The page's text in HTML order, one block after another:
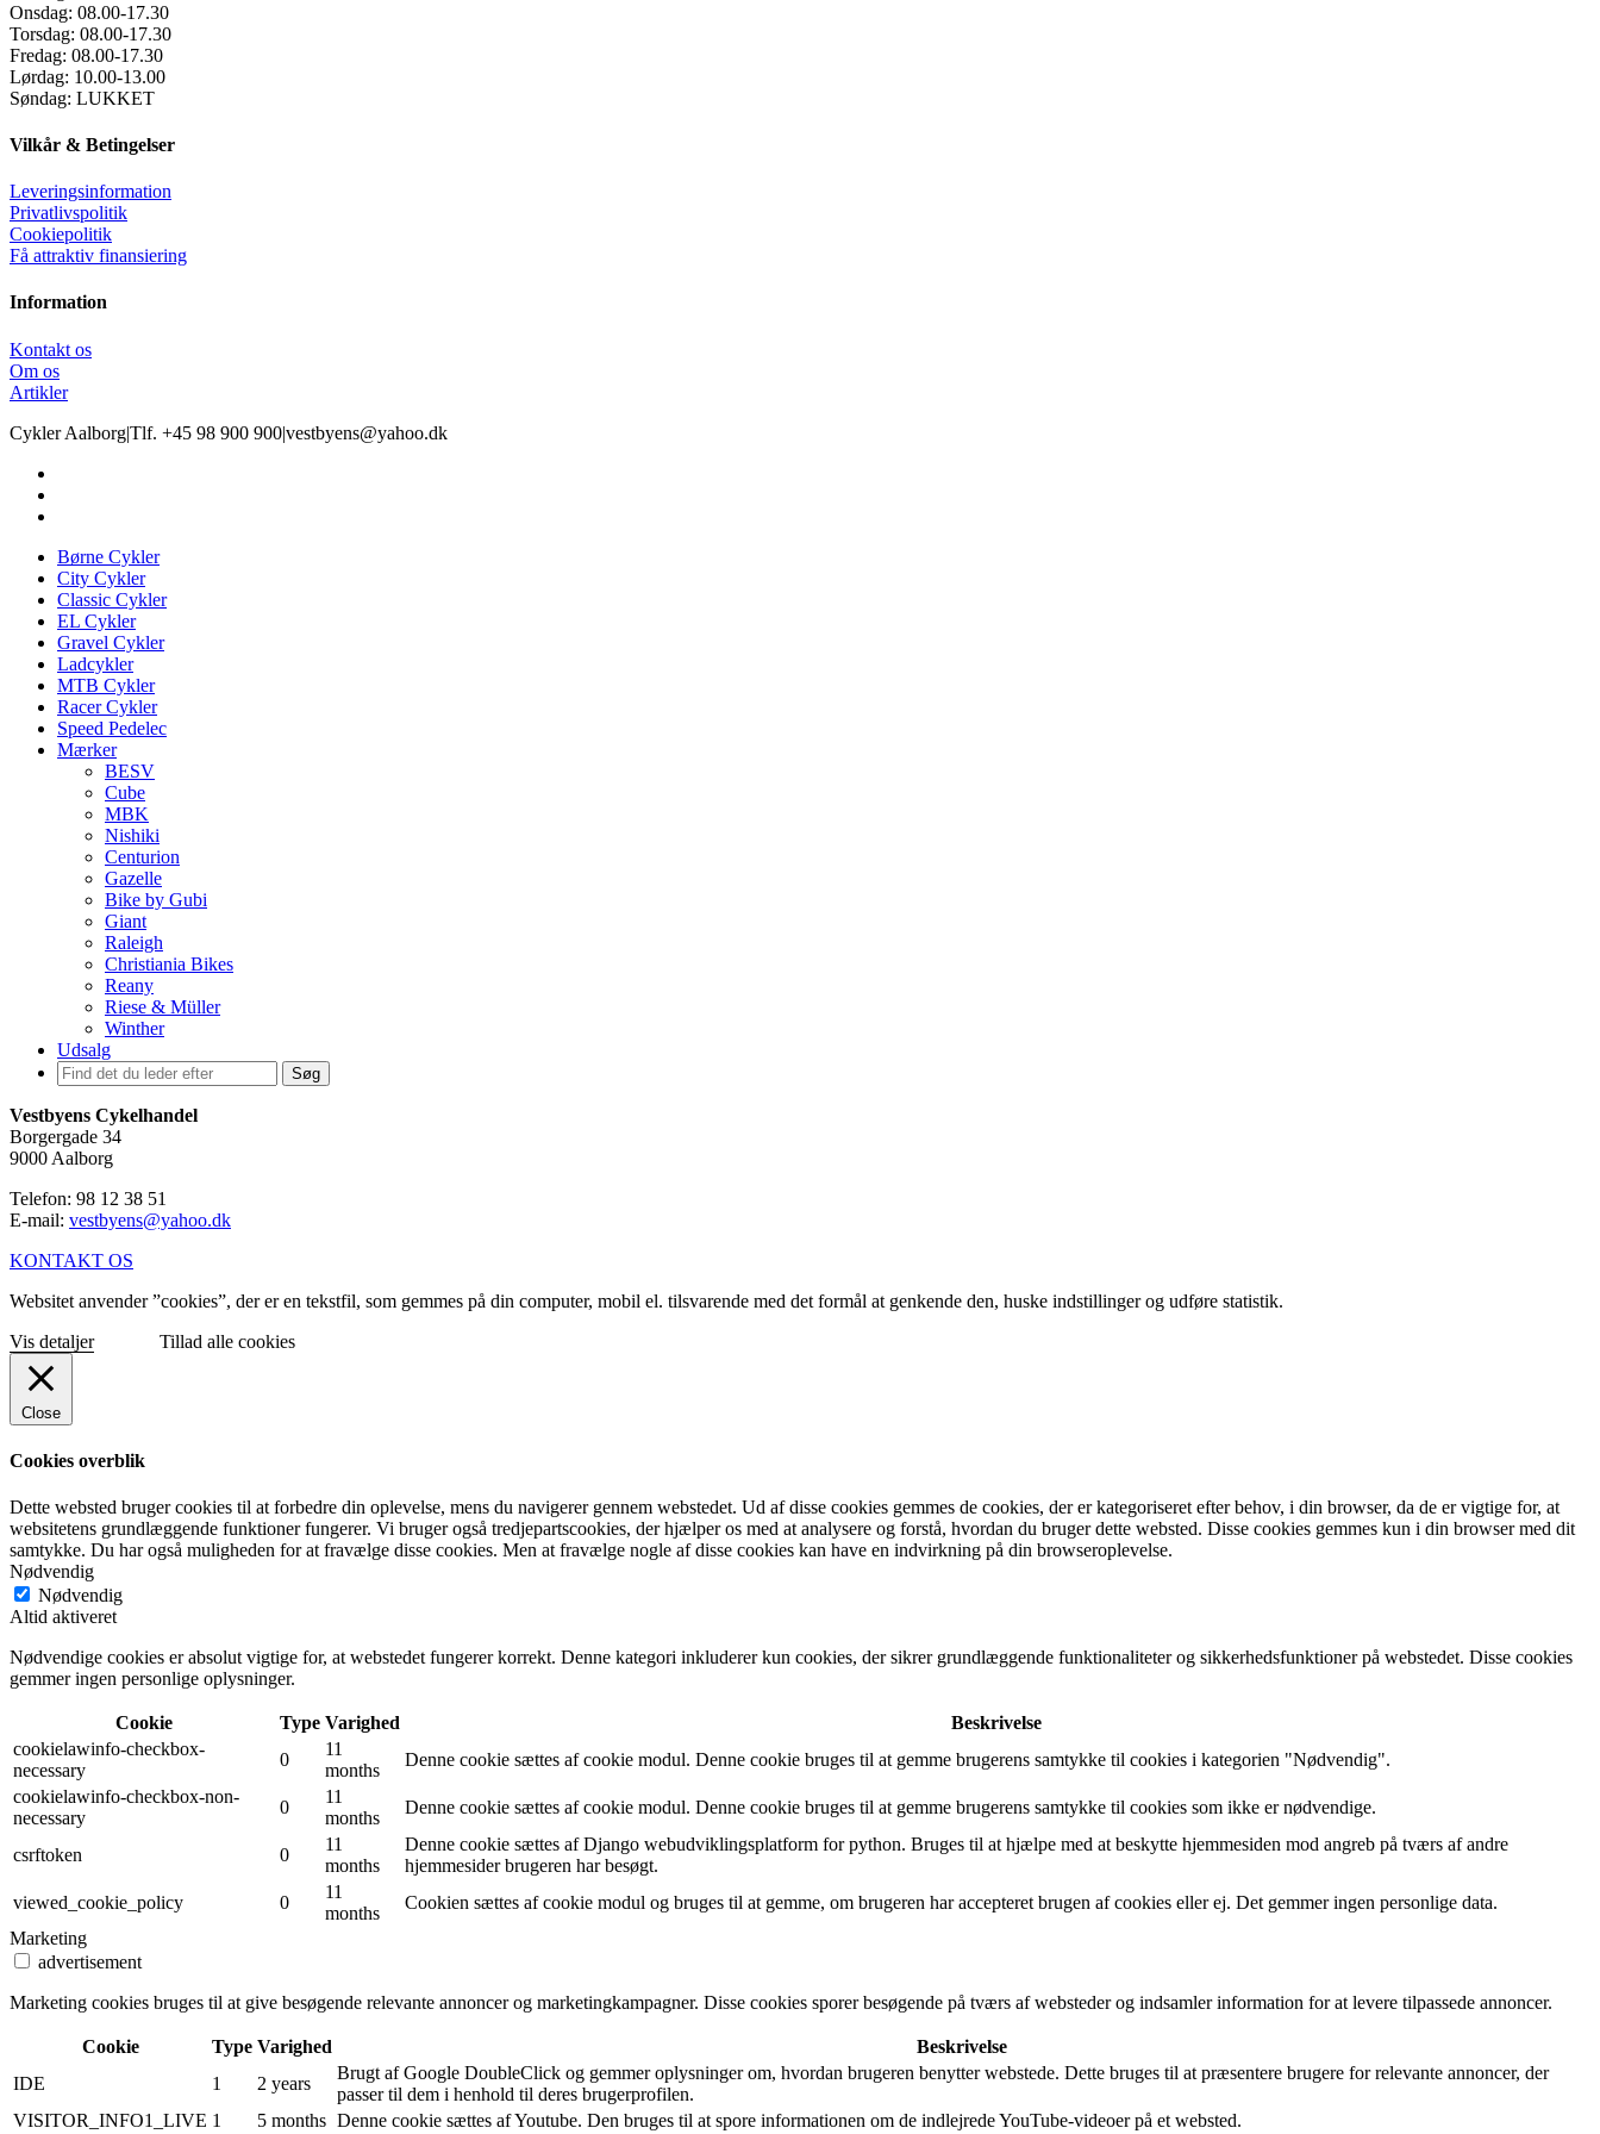
Onsdag: 08.00-17.30
Torsdag: 08.00-17.30
Fredag: 08.00-17.30
Lørdag: 10.00-13.00
Søndag: LUKKET
Vilkår & Betingelser
Leveringsinformation
Privatlivspolitik
Cookiepolitik
Få attraktiv finansiering
Information
Kontakt os
Om os
Artikler
Cykler Aalborg|Tlf. +45 98 900 900|vestbyens@yahoo.dk
Børne Cykler
City Cykler
Classic Cykler
EL Cykler
Gravel Cykler
Ladcykler
MTB Cykler
Racer Cykler
Speed Pedelec
Mærker
BESV
Cube
MBK
Nishiki
Centurion
Gazelle
Bike by Gubi
Giant
Raleigh
Christiania Bikes
Reany
Riese & Müller
Winther
Udsalg
Søg
Vestbyens Cykelhandel
Borgergade 34
9000 Aalborg
Telefon: 98 12 38 51
E-mail: vestbyens@yahoo.dk
KONTAKT OS
Websitet anvender ”cookies”, der er en tekstfil, som gemmes på din computer, mobil el. tilsvarende med det formål at genkende den, huske indstillinger og udføre statistik.
Vis detaljer
Tillad alle cookies
Close
Cookies overblik
Dette websted bruger cookies til at forbedre din oplevelse, mens du navigerer gennem webstedet. Ud af disse cookies gemmes de cookies, der er kategoriseret efter behov, i din browser, da de er vigtige for, at
websitetens grundlæggende funktioner fungerer. Vi bruger også tredjepartscookies, der hjælper os med at analysere og forstå, hvordan du bruger dette websted. Disse cookies gemmes kun i din browser med dit
samtykke. Du har også muligheden for at fravælge disse cookies. Men at fravælge nogle af disse cookies kan have en indvirkning på din browseroplevelse.
Nødvendig
Nødvendig
Altid aktiveret
Nødvendige cookies er absolut vigtige for, at webstedet fungerer korrekt. Denne kategori inkluderer kun cookies, der sikrer grundlæggende funktionaliteter og sikkerhedsfunktioner på webstedet. Disse cookies
gemmer ingen personlige oplysninger.
Cookie Type Varighed
Beskrivelse
cookielawinfo-checkbox-
necessary
0
11
months
Denne cookie sættes af cookie modul. Denne cookie bruges til at gemme brugerens samtykke til cookies i kategorien "Nødvendig".
cookielawinfo-checkbox-non-
necessary
0
11
months
Denne cookie sættes af cookie modul. Denne cookie bruges til at gemme brugerens samtykke til cookies som ikke er nødvendige.
csrftoken 0
11
months
Denne cookie sættes af Django webudviklingsplatform for python. Bruges til at hjælpe med at beskytte hjemmesiden mod angreb på tværs af andre
hjemmesider brugeren har besøgt.
viewed_cookie_policy
0
11
months
Cookien sættes af cookie modul og bruges til at gemme, om brugeren har accepteret brugen af ​​cookies eller ej. Det gemmer ingen personlige data.
Marketing
advertisement
Marketing cookies bruges til at give besøgende relevante annoncer og marketingkampagner. Disse cookies sporer besøgende på tværs af websteder og indsamler information for at levere tilpassede annoncer.
Cookie Type Varighed
Beskrivelse
IDE
1 2 years
Brugt af Google DoubleClick og gemmer oplysninger om, hvordan brugeren benytter webstede. Dette bruges til at præsentere brugere for relevante annoncer, der
passer til dem i henhold til deres brugerprofilen.
VISITOR_INFO1_LIVE 1 5 months Denne cookie sættes af Youtube. Den bruges til at spore informationen om de indlejrede YouTube-videoer på et websted.